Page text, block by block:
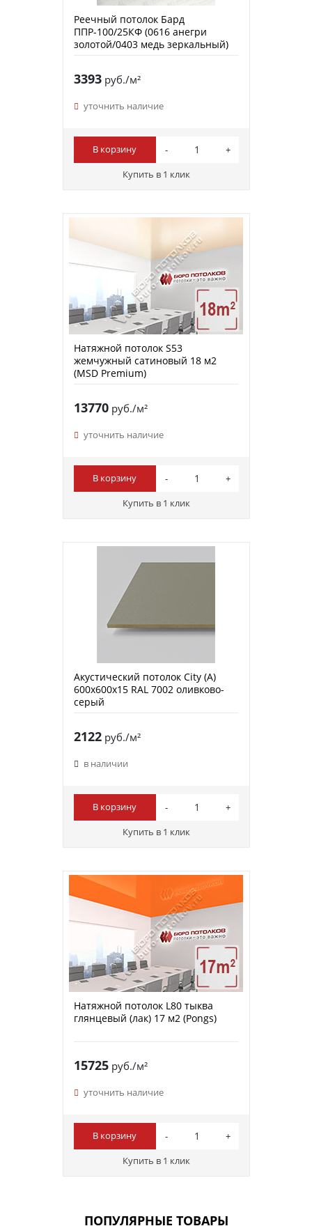
Реечный потолок Бард
ППР-100/25КФ (0616 анегри
золотой/0403 медь зеркальный)
3393руб./м²
уточнить наличие
В корзину
Купить в 1 клик
Натяжной потолок S53
жемчужный сатиновый 18 м2
(MSD Premium)
13770руб./м²
уточнить наличие
В корзину
Купить в 1 клик
Акустический потолок City (A)
600х600х15 RAL 7002 оливково-
серый
2122руб./м²
в наличии
В корзину
Купить в 1 клик
Натяжной потолок L80 тыква
глянцевый (лак) 17 м2 (Pongs)
15725руб./м²
уточнить наличие
В корзину
Купить в 1 клик
ПОПУЛЯРНЫЕ ТОВАРЫ